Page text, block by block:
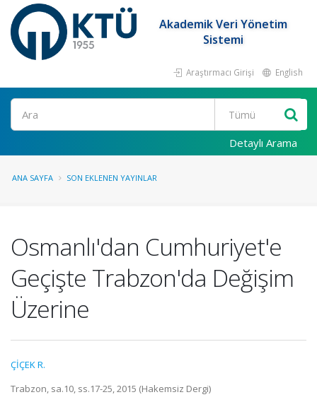
Akademik Veri Yönetim
Sistemi
Araştırmacı Girişi English
Ara
Detaylı Arama
ANA SAYFA SON EKLENEN YAYINLAR
Osmanlı'dan Cumhuriyet'e
Geçişte Trabzon'da Değişim
Üzerine
ÇİÇEK R.
Trabzon, sa.10, ss.17-25, 2015 (Hakemsiz Dergi)